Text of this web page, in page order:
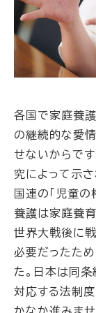
各国で家庭養
の継続的な愛
せないからで
究によって示
国連の「児童の
養護は家庭養
世界大戦後に
必要だったた
た。日本は同
対応する法制
かなか進みま